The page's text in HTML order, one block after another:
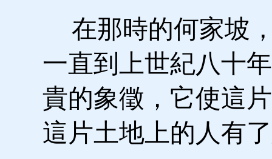
在那時的何家坡
一直到上世紀八十
貴的象徵，它使這
這片土地上的人有